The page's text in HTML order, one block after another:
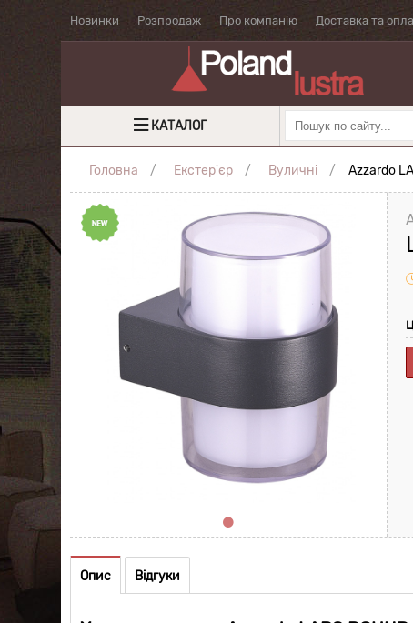
Новинки Розпродаж Про компанію Доставка та
КАТАЛОГ
Головна Екстер'єр Вуличні Azzardo
Опис Відгуки